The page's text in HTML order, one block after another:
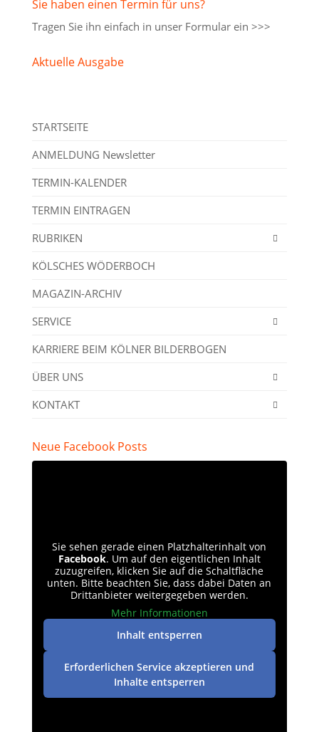
Sie haben einen Termin für uns?
Tragen Sie ihn einfach in unser Formular ein >>>
Aktuelle Ausgabe
STARTSEITE
ANMELDUNG Newsletter
TERMIN-KALENDER
TERMIN EINTRAGEN
RUBRIKEN
KÖLSCHES WÖDERBOCH
MAGAZIN-ARCHIV
SERVICE
KARRIERE BEIM KÖLNER BILDERBOGEN
ÜBER UNS
KONTAKT
Neue Facebook Posts
Sie sehen gerade einen Platzhalterinhalt von
Facebook. Um auf den eigentlichen Inhalt
zuzugreifen, klicken Sie auf die Schaltfläche
unten. Bitte beachten Sie, dass dabei Daten an
Drittanbieter weitergegeben werden.
Mehr Informationen
Inhalt entsperren
Erforderlichen Service akzeptieren und
Inhalte entsperren